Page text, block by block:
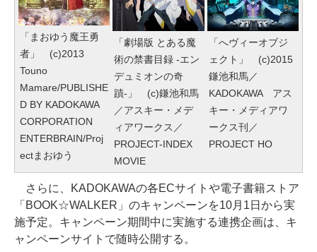
「まおゆう魔王勇
者」 (c)2013
Touno
Mamare/PUBLISHE
D BY KADOKAWA
CORPORATION
ENTERBRAIN/Proj
ectまおゆう
「劇場版 とある魔
術の禁書目録 -エン
デュミオンの奇
蹟-」 (c)鎌池和馬
／アスキー・メデ
ィアワークス／
PROJECT-INDEX
MOVIE
「へヴィーオブジ
ェクト」 (c)2015
鎌池和馬／
KADOKAWA アス
キー・メディアワ
ークス刊／
PROJECT HO
さらに、KADOKAWAの各ECサイトや電子書籍ストア
「BOOK☆WALKER」のキャンペーンを10月1日から実
施予定。キャンペーン期間中に実施する連携企画は、キ
ャンペーンサイトで随時公開する。